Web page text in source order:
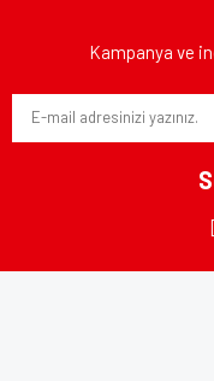
Ürün resmi
Ürün
Ürün fiyatı diğer
Kampanya ve